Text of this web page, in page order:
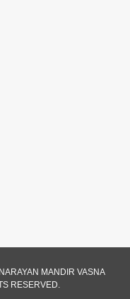
બેડો પાર
MANDIR VASNA
RESERVED.